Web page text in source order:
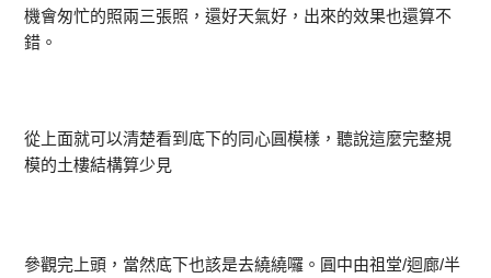
機會匆忙的照兩三張照，還好天氣好，出來的效果也還算不
錯。
從上面就可以清楚看到底下的同心圓模樣，聽說這麼完整規
模的土樓結構算少見
參觀完上頭，當然底下也該是去繞繞囉。圓中由祖堂/迴廊/半